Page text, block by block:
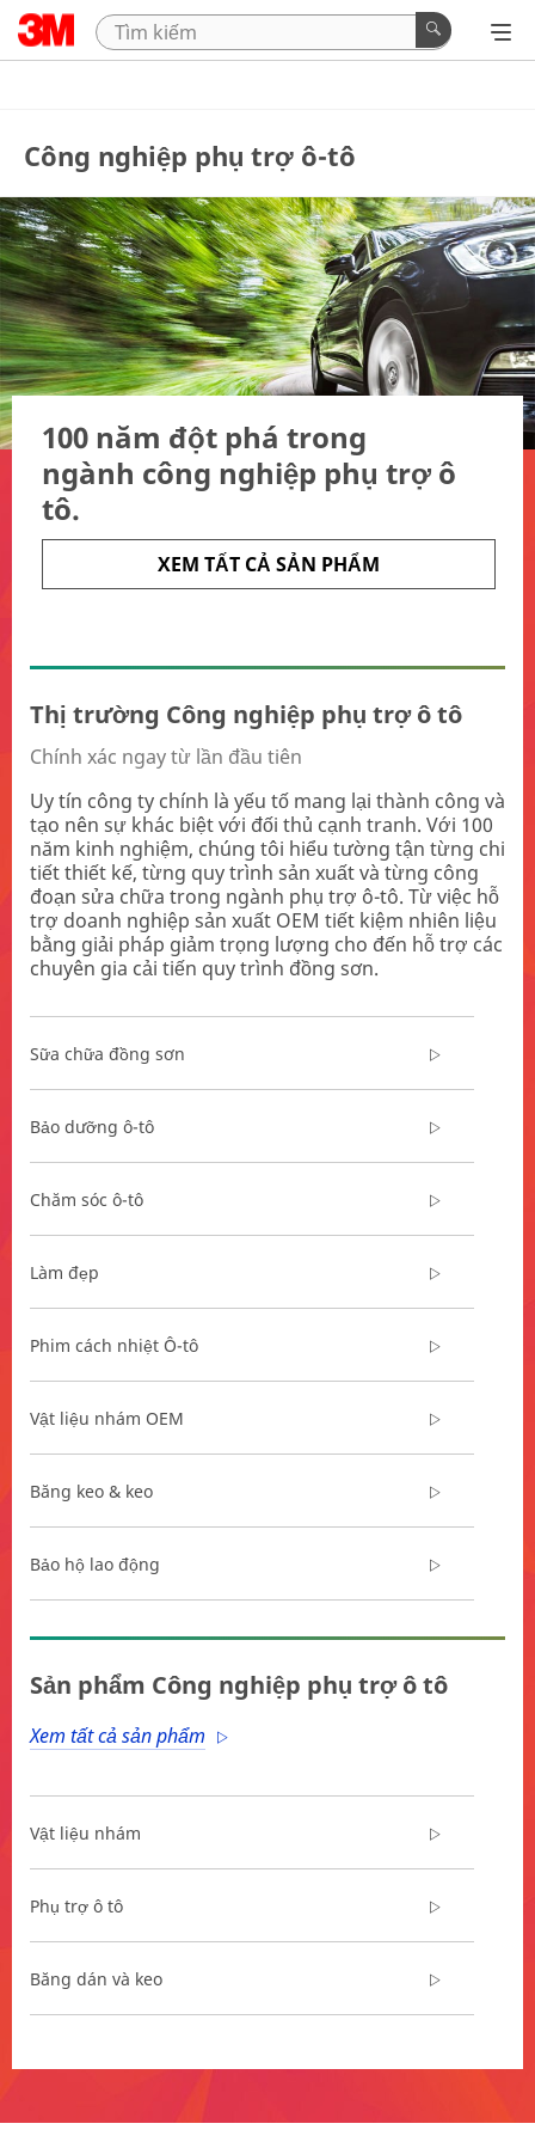
Công nghiệp phụ trợ ô-tô
100 năm đột phá trong
ngành công nghiệp phụ trợ ô
tô.
XEM TẤT CẢ SẢN PHẨM
Thị trường Công nghiệp phụ trợ ô tô
Chính xác ngay từ lần đầu tiên
Uy tín công ty chính là yếu tố mang lại thành công và
tạo nên sự khác biệt với đối thủ cạnh tranh. Với 100
năm kinh nghiệm, chúng tôi hiểu tường tận từng chi
tiết thiết kế, từng quy trình sản xuất và từng công
đoạn sửa chữa trong ngành phụ trợ ô-tô. Từ việc hỗ
trợ doanh nghiệp sản xuất OEM tiết kiệm nhiên liệu
bằng giải pháp giảm trọng lượng cho đến hỗ trợ các
chuyên gia cải tiến quy trình đồng sơn.
Sữa chữa đồng sơn
Bảo dưỡng ô-tô
Chăm sóc ô-tô
Làm đẹp
Phim cách nhiệt Ô-tô
Vật liệu nhám OEM
Băng keo & keo
Bảo hộ lao động
**Site
area
**
care
url**
/3M/vi_VN/diy-
auto-
care-
vn/
**Site
area
**
Beauty
***
/3M/vi_VN/p/c/films-
**Site
Sản phẩm Công nghiệp phụ trợ ô tô
Xem tất cả sản phẩm
Vật liệu nhám
Phụ trợ ô tô
Băng dán và keo